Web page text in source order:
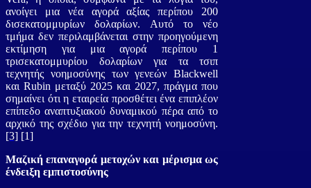
ανοίγει μια νέα αγορά αξίας περίπου 200
δισεκατομμυρίων δολαρίων. Αυτό το νέο
τμήμα δεν περιλαμβάνεται στην προηγούμενη
εκτίμηση για μια αγορά περίπου 1
τρισεκατομμυρίου δολαρίων για τα τσιπ
τεχνητής νοημοσύνης των γενεών Blackwell
και Rubin μεταξύ 2025 και 2027, πράγμα που
σημαίνει ότι η εταιρεία προσθέτει ένα επιπλέον
επίπεδο αναπτυξιακού δυναμικού πέρα από το
αρχικό της σχέδιο για την τεχνητή νοημοσύνη.
[3] [1]
Μαζική επαναγορά μετοχών και μέρισμα ως
ένδειξη εμπιστοσύνης